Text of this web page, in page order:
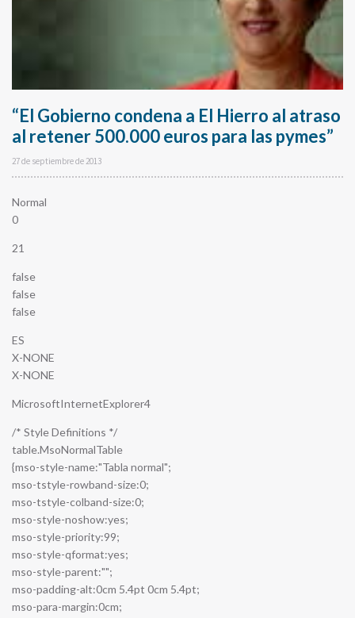
“El Gobierno condena a El Hierro al atraso
al retener 500.000 euros para las pymes”
27 de septiembre de 2013
Normal
0
21
false
false
false
ES
X-NONE
X-NONE
MicrosoftInternetExplorer4
/* Style Definitions */
table.MsoNormalTable
{mso-style-name:"Tabla normal";
mso-tstyle-rowband-size:0;
mso-tstyle-colband-size:0;
mso-style-noshow:yes;
mso-style-priority:99;
mso-style-qformat:yes;
mso-style-parent:"";
mso-padding-alt:0cm 5.4pt 0cm 5.4pt;
mso-para-margin:0cm;